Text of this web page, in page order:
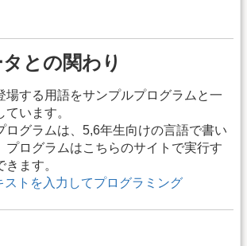
との関わり
場する用語をサンプルプログラムと一
います。
ログラムは、5,6年生向けの言語で書い
プログラムはこちらのサイトで実行す
きます。
ストを入力してプログラミング